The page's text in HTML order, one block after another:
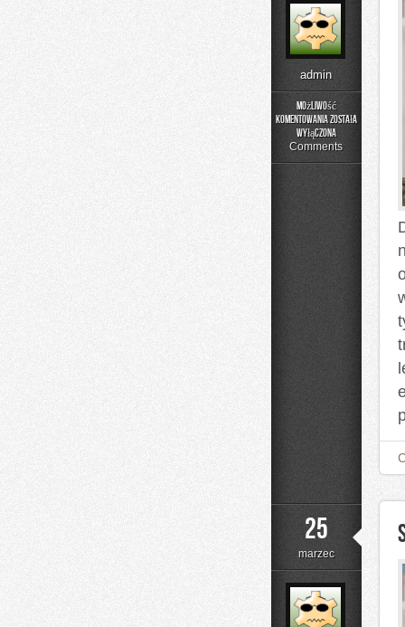
admin
Możliwość
komentowania
Odchudzanie
Presji
została
wyłączona
Comments
25
marzec